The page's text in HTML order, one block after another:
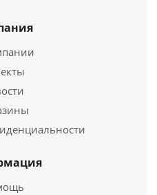
Logano S111-2 12кВт
руб.
1 клик